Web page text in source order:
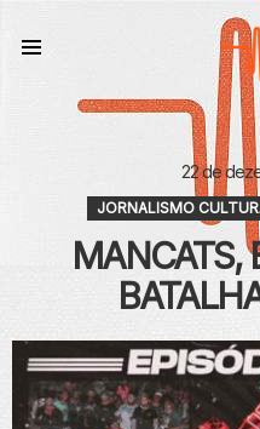
22 de
JORNALISMO
MANCATS,